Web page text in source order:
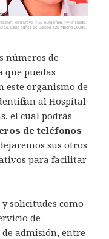
números de
que puedas
este organismo de
al Hospital
el cual podrás
de teléfonos
sus otros
para facilitar
solicitudes como
de
admisión, entre